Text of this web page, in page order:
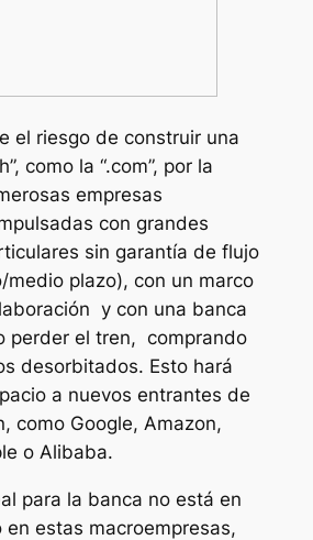
el riesgo de construir una
como la “.com”, por la
empresas
con grandes
sin garantía de flujo
plazo), con un marco
y con una banca
perder el tren, comprando
desorbitados. Esto hará
a nuevos entrantes de
como Google, Amazon,
o Alibaba.
para la banca no está en
en estas macroempresas,